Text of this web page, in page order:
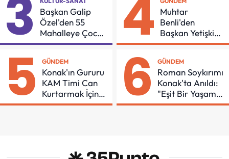
3
Başkan Galip
Özel'den 55
Mahalleye Çocuk
Şenliği
4
Muhtar
Benli'den
Başkan Yetişkin'e
Teşekkür
5 GÜNDEM
Konak'ın Gururu
KAM Timi Can
Kurtarmak İçin
Demir Aldı
6 GÜNDEM
Roman Soykırımı
Konak'ta Anıldı:
"Eşit Bir Yaşam
İçin Mücadeleyi